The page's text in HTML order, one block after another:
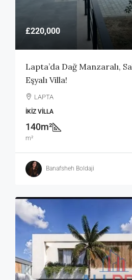
£220,000
Lapta’da Dağ Manzaralı,
Eşyalı Villa!
LAPTA
İKIZ VILLA
140m²
m²
Banafsheh Boldaji